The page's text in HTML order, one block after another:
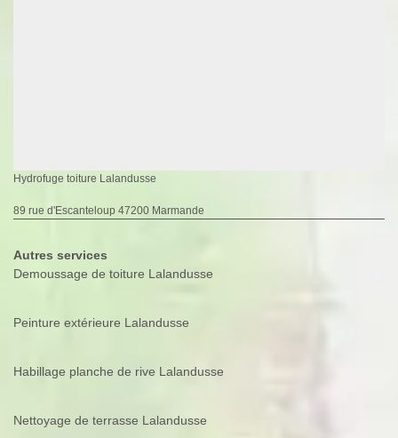
Hydrofuge toiture Lalandusse
89 rue d'Escanteloup 47200 Marmande
Autres services
Demoussage de toiture Lalandusse
Peinture extérieure Lalandusse
Habillage planche de rive Lalandusse
Nettoyage de terrasse Lalandusse